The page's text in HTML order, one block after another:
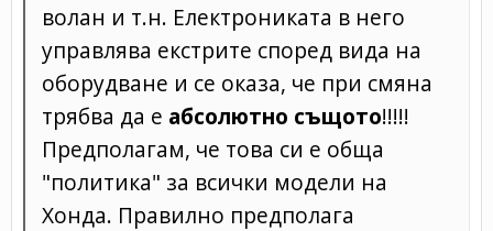
волан и т.н. Електрониката в него
управлява екстрите според вида на
оборудване и се оказа, че при смяна
трябва да е абсолютно същото!!!!!
Предполагам, че това си е обща
"политика" за всички модели на
Хонда. Правилно предполага